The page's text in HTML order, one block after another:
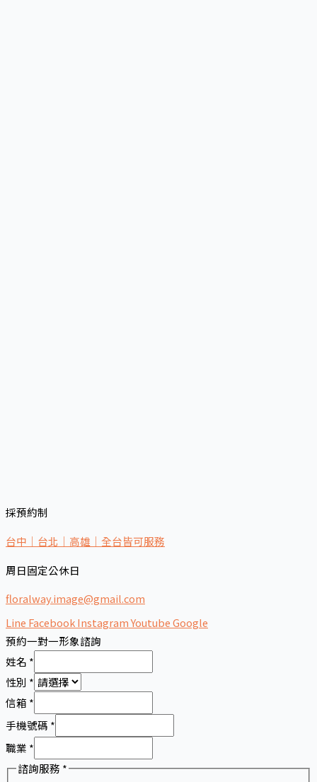
採預約制
台中｜台北｜高雄｜全台皆可服務
周日固定公休日
floralway.image@gmail.com
Line FacebookInstagramYoutubeGoogle
預約一對一形象諮詢
姓名 *
性別 *
信箱 *
手機號碼 *
職業 *
諮詢服務 *